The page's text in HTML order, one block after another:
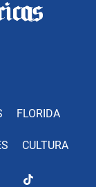
FLORIDA
CULTURA